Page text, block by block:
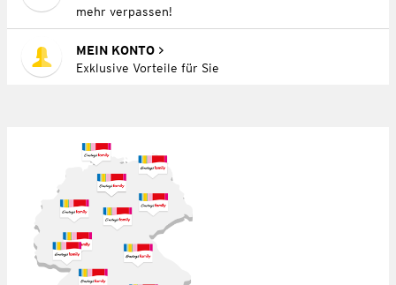
mehr verpassen!
MEIN KONTO
Exklusive Vorteile für Sie